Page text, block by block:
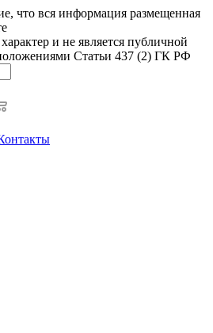
что вся информация размещенная
и не является публичной
Статьи 437 (2) ГК РФ